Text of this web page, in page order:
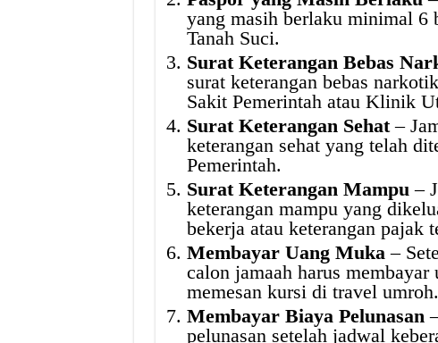
yang masih berlaku minimal 6
Tanah Suci.
Surat Keterangan Bebas
surat keterangan bebas
Sakit Pemerintah atau Klinik
Surat Keterangan Sehat–
keterangan sehat yang telah
Pemerintah.
Surat Keterangan Mampu–
keterangan mampu yang
bekerja atau keterangan pajak
Membayar Uang Muka–
calon jamaah harus
memesan kursi di travel umroh.
Membayar Biaya Pelunasan–
pelunasan setelah jadwal